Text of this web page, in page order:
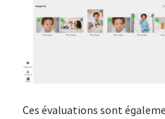
Ces évaluations sont